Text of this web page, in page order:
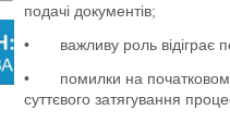
подачі документів;
• важливу роль відіграє
• помилки на
суттєвого затягування